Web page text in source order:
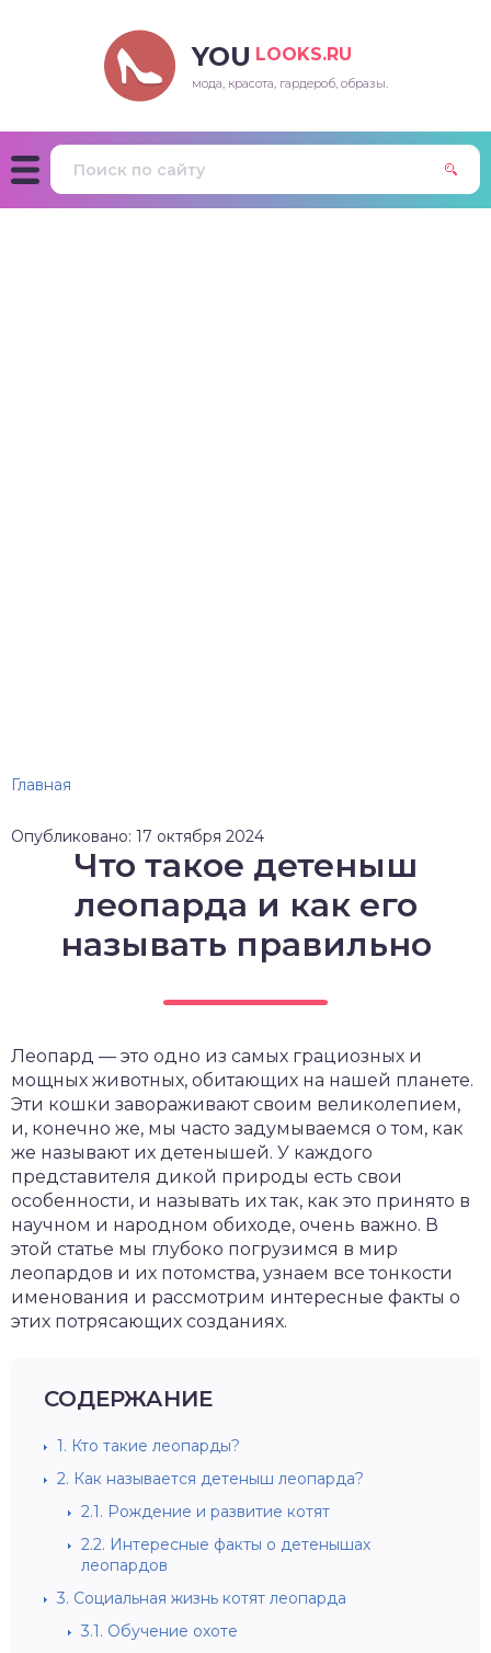
YOU LOOKS.RU
мода, красота, гардероб, образы.
Главная
Опубликовано: 17 октября 2024
Что такое детеныш
леопарда и как его
называть правильно
Леопард — это одно из самых грациозных и
мощных животных, обитающих на нашей планете.
Эти кошки завораживают своим великолепием,
и, конечно же, мы часто задумываемся о том, как
же называют их детенышей. У каждого
представителя дикой природы есть свои
особенности, и называть их так, как это принято в
научном и народном обиходе, очень важно. В
этой статье мы глубоко погрузимся в мир
леопардов и их потомства, узнаем все тонкости
именования и рассмотрим интересные факты о
этих потрясающих созданиях.
СОДЕРЖАНИЕ
1. Кто такие леопарды?
2. Как называется детеныш леопарда?
2.1. Рождение и развитие котят
2.2. Интересные факты о детенышах
леопардов
3. Социальная жизнь котят леопарда
3.1. Обучение охоте